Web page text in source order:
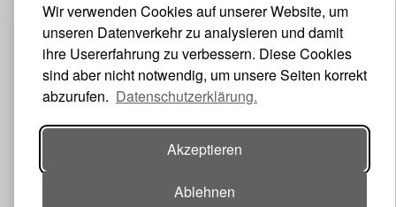
Wir verwenden Cookies auf unserer Website, um
unseren Datenverkehr zu analysieren und damit
ihre Usererfahrung zu verbessern. Diese Cookies
sind aber nicht notwendig, um unsere Seiten korrekt
abzurufen. Datenschutzerklärung.
Akzeptieren
Ablehnen
VERANSTALTER